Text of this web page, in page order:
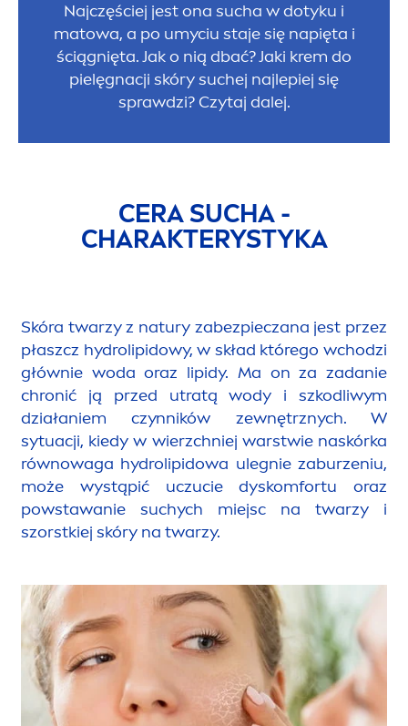
Najczęściej jest ona sucha w dotyku i
matowa, a po umyciu staje się napięta i
ściągnięta. Jak o nią dbać? Jaki krem do
pielęgnacji skóry suchej najlepiej się
sprawdzi? Czytaj dalej.
CERA SUCHA -
CHARAKTERYSTYKA
Skóra twarzy z natury zabezpieczana jest przez
płaszcz hydrolipidowy, w skład którego wchodzi
głównie woda oraz lipidy. Ma on za zadanie
chronić ją przed utratą wody i szkodliwym
działaniem czynników zewnętrznych. W
sytuacji, kiedy w wierzchniej warstwie naskórka
równowaga hydrolipidowa ulegnie zaburzeniu,
może wystąpić uczucie dyskomfortu oraz
powstawanie suchych miejsc na twarzy i
szorstkiej skóry na twarzy.